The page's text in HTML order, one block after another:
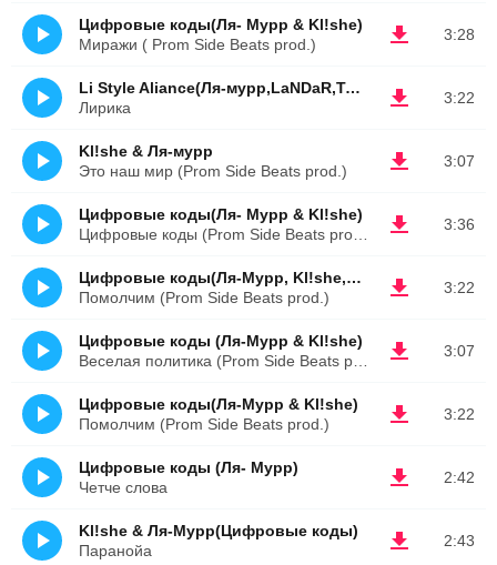
3:28
Цифровые коды(Ля- Мурр & Kl!she)
Миражи ( Prom Side Beats prod.)
3:22
Li Style Aliance(Ля-мурр,LaNDaR,Тори)
Лирика
3:07
Kl!she & Ля-мурр
Это наш мир (Prom Side Beats prod.)
3:36
Цифровые коды(Ля- Мурр & Kl!she)
3:22
Цифровые коды(Ля-Мурр, Kl!she,Тори)
Помолчим (Prom Side Beats prod.)
3:07
Цифровые коды (Ля-Мурр & Kl!she)
3:22
Цифровые коды(Ля-Мурр & Kl!she)
Помолчим (Prom Side Beats prod.)
2:42
Цифровые коды (Ля- Мурр)
Четче слова
2:43
Kl!she & Ля-Мурр(Цифровые коды)
Паранойа